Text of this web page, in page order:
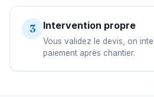
3 Intervention propre
Vous validez le devis, on
paiement après chantier.